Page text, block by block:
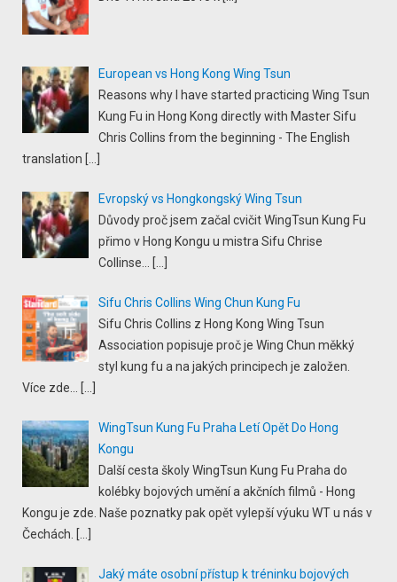
European vs Hong Kong Wing Tsun
Reasons why I have started practicing Wing Tsun
Kung Fu in Hong Kong directly with Master Sifu
Chris Collins from the beginning - The English
translation
Evropský vs Hongkongský Wing Tsun
Důvody proč jsem začal cvičit WingTsun Kung Fu
přimo v Hong Kongu u mistra Sifu Chrise
Collinse...
Sifu Chris Collins Wing Chun Kung Fu
Sifu Chris Collins z Hong Kong Wing Tsun
Association popisuje proč je Wing Chun měkký
styl kung fu a na jakých principech je založen.
Více zde...
WingTsun Kung Fu Praha Letí Opět Do Hong
Kongu
Další cesta školy WingTsun Kung Fu Praha do
kolébky bojových umění a akčních filmů - Hong
Kongu je zde. Naše poznatky pak opět vylepší výuku WT u nás v
Čechách.
Jaký máte osobní přístup k tréninku bojových